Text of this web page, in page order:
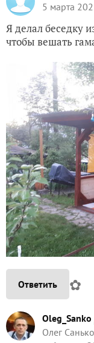
5 марта
Я делал беседку
чтобы вешать
Ответить ✿
Oleg_Sanko
Олег Санько